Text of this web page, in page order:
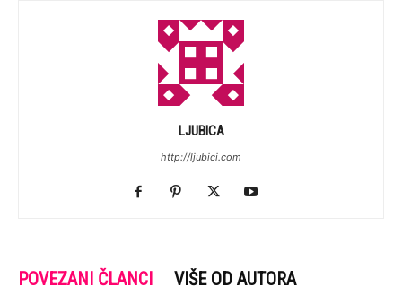
LJUBICA
http://ljubici.com
POVEZANI ČLANCI VIŠE OD AUTORA